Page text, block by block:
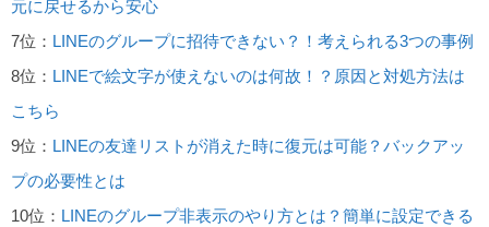
元に戻せるから安心
7位： LINEのグループに招待できない？！考えられる3つの事例
8位： LINEで絵文字が使えないのは何故！？原因と対処方法は
こちら
9位： LINEの友達リストが消えた時に復元は可能？バックアッ
プの必要性とは
10位： LINEのグループ非表示のやり方とは？簡単に設定できる